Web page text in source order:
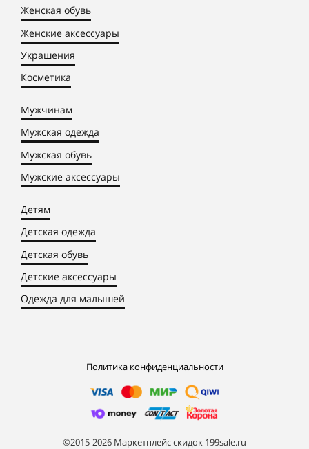
Женская обувь
Женские аксессуары
Украшения
Косметика
Мужчинам
Мужская одежда
Мужская обувь
Мужские аксессуары
Детям
Детская одежда
Детская обувь
Детские аксессуары
Одежда для малышей
Политика конфиденциальности
©2015-2026 Маркетплейс скидок 199sale.ru